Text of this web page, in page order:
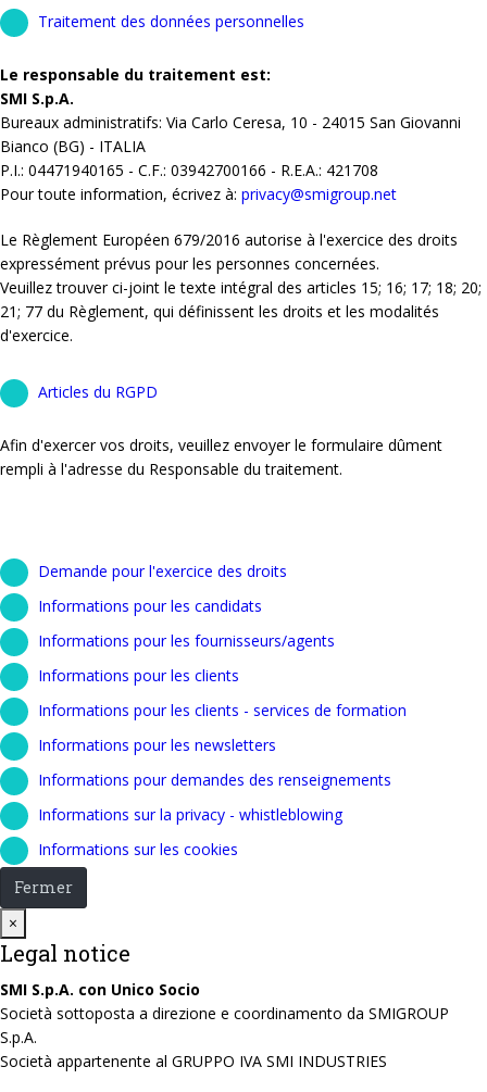
Traitement des données personnelles
Le responsable du traitement est:
SMI S.p.A.
Bureaux administratifs: Via Carlo Ceresa, 10 - 24015 San Giovanni
Bianco (BG) - ITALIA
P.I.: 04471940165 - C.F.: 03942700166 - R.E.A.: 421708
Pour toute information, écrivez à: privacy@smigroup.net
Le Règlement Européen 679/2016 autorise à l'exercice des droits
expressément prévus pour les personnes concernées.
Veuillez trouver ci-joint le texte intégral des articles 15; 16; 17; 18; 20;
21; 77 du Règlement, qui définissent les droits et les modalités
d'exercice.
Articles du RGPD
Afin d'exercer vos droits, veuillez envoyer le formulaire dûment
rempli à l'adresse du Responsable du traitement.
Demande pour l'exercice des droits
Informations pour les candidats
Informations pour les fournisseurs/agents
Informations pour les clients
Informations pour les clients - services de formation
Informations pour les newsletters
Informations pour demandes des renseignements
Informations sur la privacy - whistleblowing
Informations sur les cookies
Fermer
×
Legal notice
SMI S.p.A. con Unico Socio
Società sottoposta a direzione e coordinamento da SMIGROUP
S.p.A.
Società appartenente al GRUPPO IVA SMI INDUSTRIES